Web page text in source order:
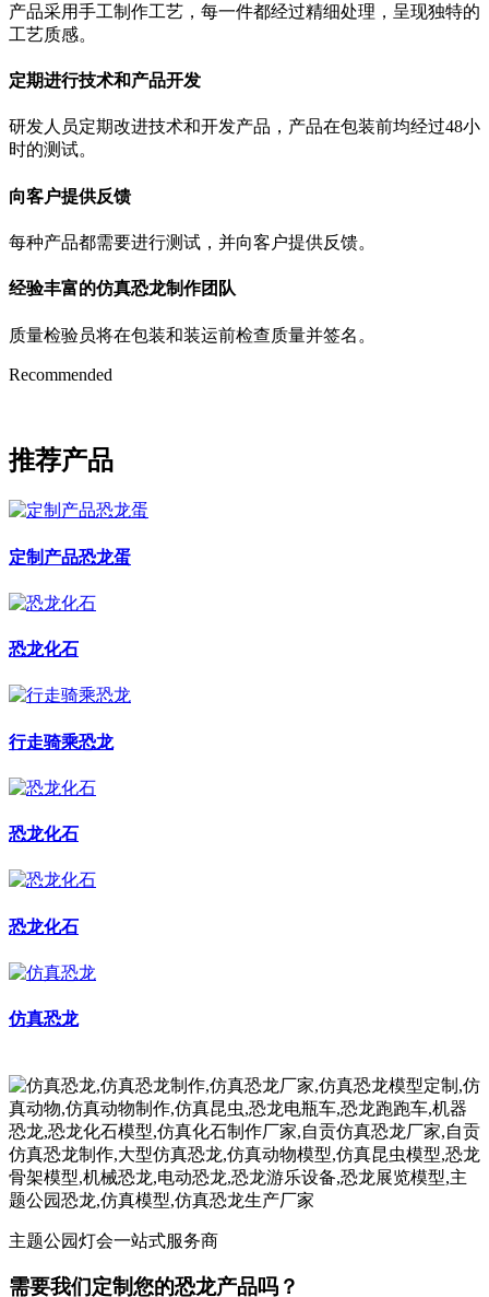
产品采用手工制作工艺，每一件都经过精细处理，呈现独特的
工艺质感。
定期进行技术和产品开发
研发人员定期改进技术和开发产品，产品在包装前均经过48小
时的测试。
向客户提供反馈
每种产品都需要进行测试，并向客户提供反馈。
经验丰富的仿真恐龙制作团队
质量检验员将在包装和装运前检查质量并签名。
Recommended
推荐产品
定制产品恐龙蛋
恐龙化石
行走骑乘恐龙
恐龙化石
恐龙化石
仿真恐龙
主题公园灯会一站式服务商
需要我们定制您的恐龙产品吗？